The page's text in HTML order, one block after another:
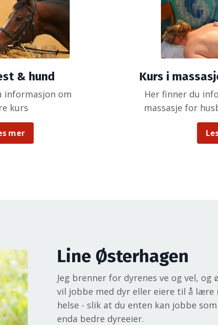
& hund
informasjon om
kurs
mer
Kurs i
Her finner du
massasje for
Line Østerhagen
Jeg brenner for dyrenes ve og vel, og
vil jobbe med dyr eller eiere til å lære
helse - slik at du enten kan jobbe
enda bedre dyreeier.